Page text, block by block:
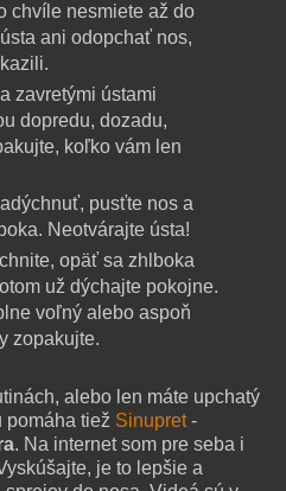
chvíle nesmiete až do
ani odopchať nos,
zavretými ústami
dopredu, dozadu,
koľko vám len
pusťte nos a
Neotvárajte ústa!
opäť sa zhlboka
už dýchajte pokojne.
voľný alebo aspoň
zopakujte.
alebo len máte upchatý
pomáha tiež Sinupret-
. Na internet som pre seba i
je to lepšie a